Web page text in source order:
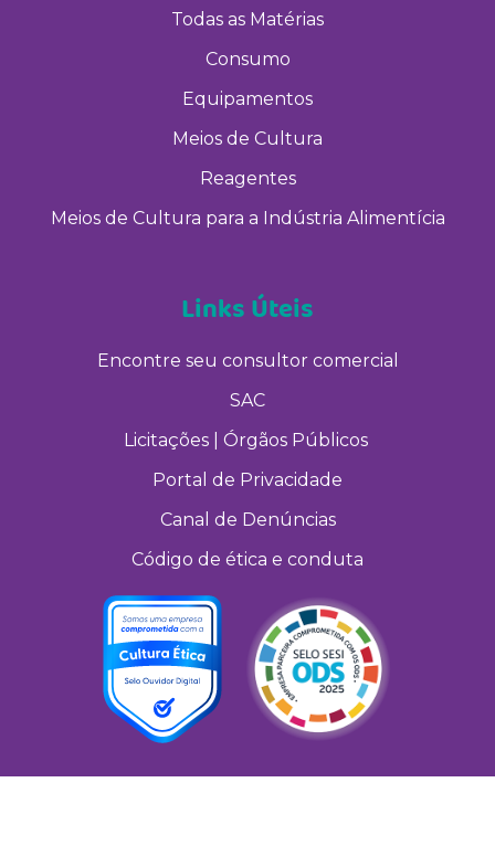
Todas as Matérias
Consumo
Equipamentos
Meios de Cultura
Reagentes
Meios de Cultura para a Indústria Alimentícia
Links Úteis
Encontre seu consultor comercial
SAC
Licitações | Órgãos Públicos
Portal de Privacidade
Canal de Denúncias
Código de ética e conduta